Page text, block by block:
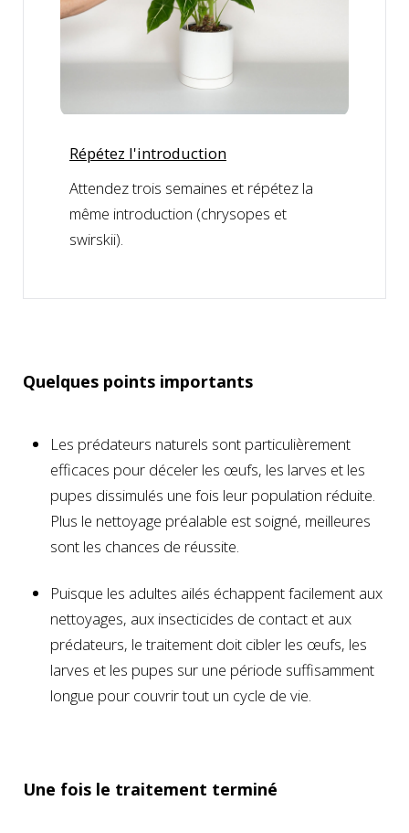
Répétez l'introduction
Attendez trois semaines et répétez la
même introduction (chrysopes et
swirskii).
Quelques points importants
Les prédateurs naturels sont particulièrement
efficaces pour déceler les œufs, les larves et les
pupes dissimulés une fois leur population réduite.
Plus le nettoyage préalable est soigné, meilleures
sont les chances de réussite.
Puisque les adultes ailés échappent facilement aux
nettoyages, aux insecticides de contact et aux
prédateurs, le traitement doit cibler les œufs, les
larves et les pupes sur une période suffisamment
longue pour couvrir tout un cycle de vie.
Une fois le traitement terminé